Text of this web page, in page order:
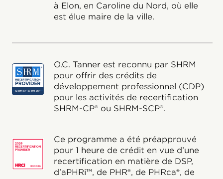
à Elon, en Caroline du Nord, où elle
est élue maire de la ville.
O.C. Tanner est reconnu par SHRM
pour offrir des crédits de
développement professionnel (CDP)
pour les activités de recertification
SHRM-CP® ou SHRM-SCP®.
Ce programme a été préapprouvé
pour 1 heure de crédit en vue d’une
recertification en matière de DSP,
d’aPHRi™, de PHR®, de PHRca®, de